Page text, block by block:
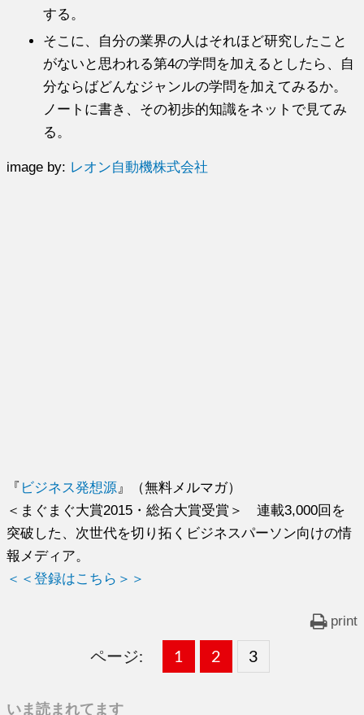
する。
そこに、自分の業界の人はそれほど研究したこと
がないと思われる第4の学問を加えるとしたら、自
分ならばどんなジャンルの学問を加えてみるか。
ノートに書き、その初歩的知識をネットで見てみ
る。
image by: レオン自動機株式会社
『 ビジネス発想源 』（無料メルマガ）
＜まぐまぐ大賞2015・総合大賞受賞＞ 連載3,000回を
突破した、次世代を切り拓くビジネスパーソン向けの情
報メディア。
＜＜登録はこちら＞＞
print
ページ:
固
1 ,
固
2 ,
固
3
いま読まれてます